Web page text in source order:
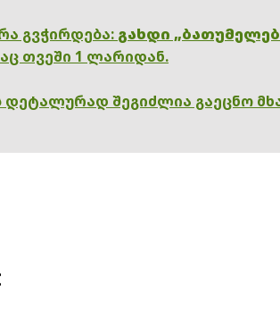
გვჭირდება: გახდი
თვეში 1 ლარიდან.
დეტალურად შეგიძლია გაეცნო